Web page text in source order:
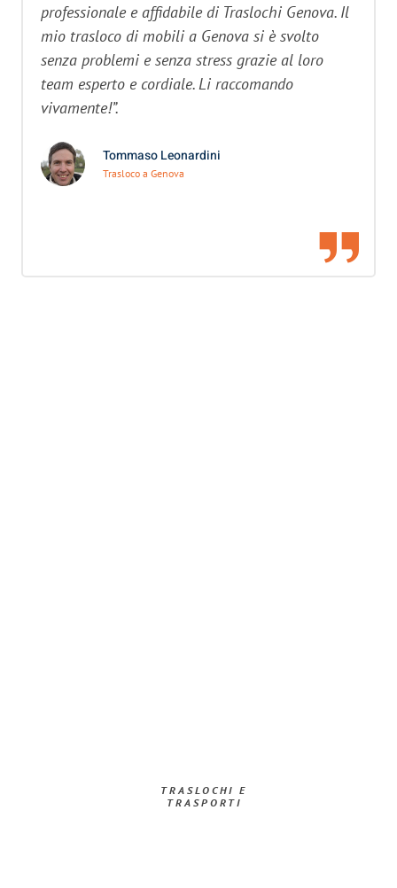
professionale e affidabile di Traslochi Genova. Il
mio trasloco di mobili a Genova si è svolto
senza problemi e senza stress grazie al loro
team esperto e cordiale. Li raccomando
vivamente!”.
Tommaso Leonardini
Trasloco a Genova
TRASLOCHI E
TRASPORTI​